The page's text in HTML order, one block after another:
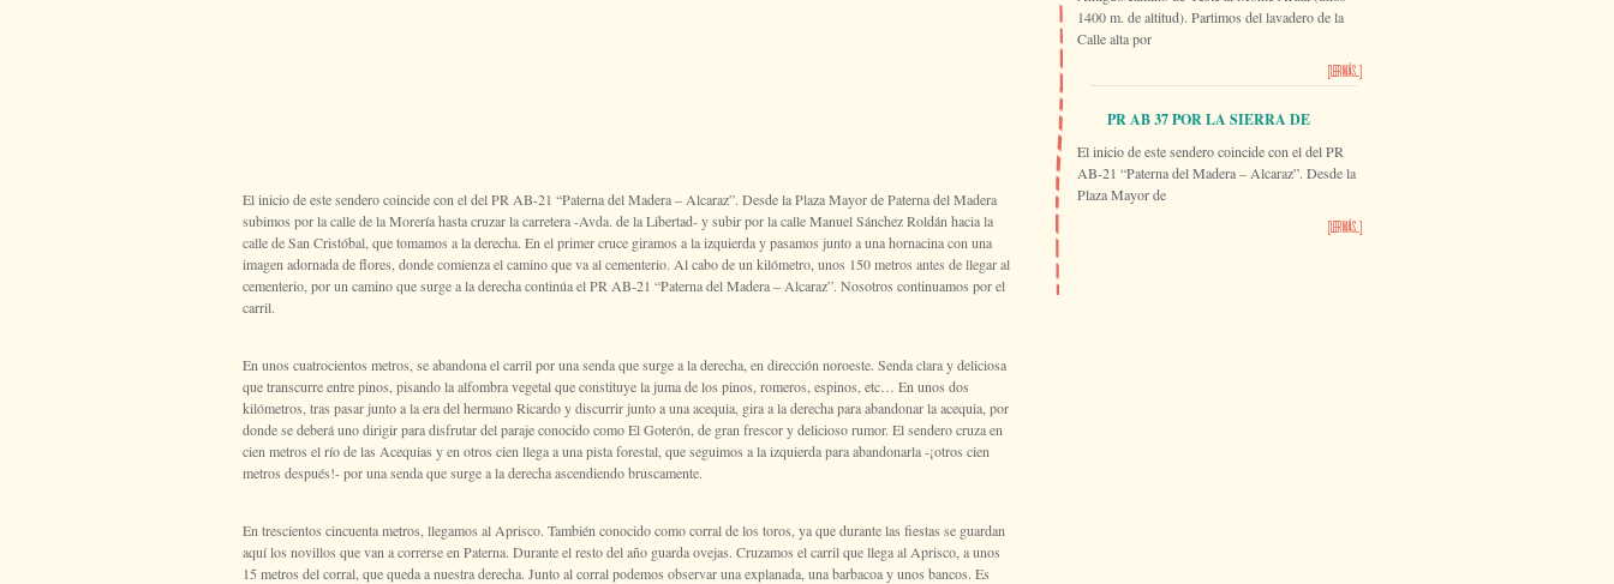
El inicio de este sendero coincide con el del PR AB-21 “Paterna del Madera – Alcaraz”. Desde la Plaza Mayor de Paterna del Madera
subimos por la calle de la Morería hasta cruzar la carretera -Avda. de la Libertad- y subir por la calle Manuel Sánchez Roldán hacia la
calle de San Cristóbal, que tomamos a la derecha. En el primer cruce giramos a la izquierda y pasamos junto a una hornacina con una
imagen adornada de flores, donde comienza el camino que va al cementerio. Al cabo de un kilómetro, unos 150 metros antes de llegar al
cementerio, por un camino que surge a la derecha continúa el PR AB-21 “Paterna del Madera – Alcaraz”. Nosotros continuamos por el
carril.
En unos cuatrocientos metros, se abandona el carril por una senda que surge a la derecha, en dirección noroeste. Senda clara y deliciosa
que transcurre entre pinos, pisando la alfombra vegetal que constituye la juma de los pinos, romeros, espinos, etc… En unos dos
kilómetros, tras pasar junto a la era del hermano Ricardo y discurrir junto a una acequia, gira a la derecha para abandonar la acequia, por
donde se deberá uno dirigir para disfrutar del paraje conocido como El Goterón, de gran frescor y delicioso rumor. El sendero cruza en
cien metros el río de las Acequias y en otros cien llega a una pista forestal, que seguimos a la izquierda para abandonarla -¡otros cien
metros después!- por una senda que surge a la derecha ascendiendo bruscamente.
En trescientos cincuenta metros, llegamos al Aprisco. También conocido como corral de los toros, ya que durante las fiestas se guardan
aquí los novillos que van a correrse en Paterna. Durante el resto del año guarda ovejas. Cruzamos el carril que llega al Aprisco, a unos
15 metros del corral, que queda a nuestra derecha. Junto al corral podemos observar una explanada, una barbacoa y unos bancos. Es
ARDAL
1400 m. de altitud). Partimos del lavadero de la
Calle alta por
[LEER MÁS...]
PR AB 37 POR LA SIERRA DE
PINO CANO
El inicio de este sendero coincide con el del PR
AB-21 “Paterna del Madera – Alcaraz”. Desde la
Plaza Mayor de
[LEER MÁS...]